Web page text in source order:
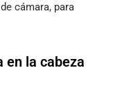
cámara, para
en la cabeza